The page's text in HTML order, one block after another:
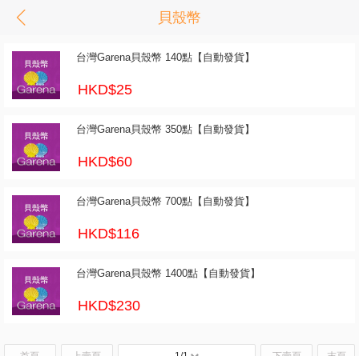
貝殼幣
台灣Garena貝殼幣 140點【自動發貨】
HKD$25
台灣Garena貝殼幣 350點【自動發貨】
HKD$60
台灣Garena貝殼幣 700點【自動發貨】
HKD$116
台灣Garena貝殼幣 1400點【自動發貨】
HKD$230